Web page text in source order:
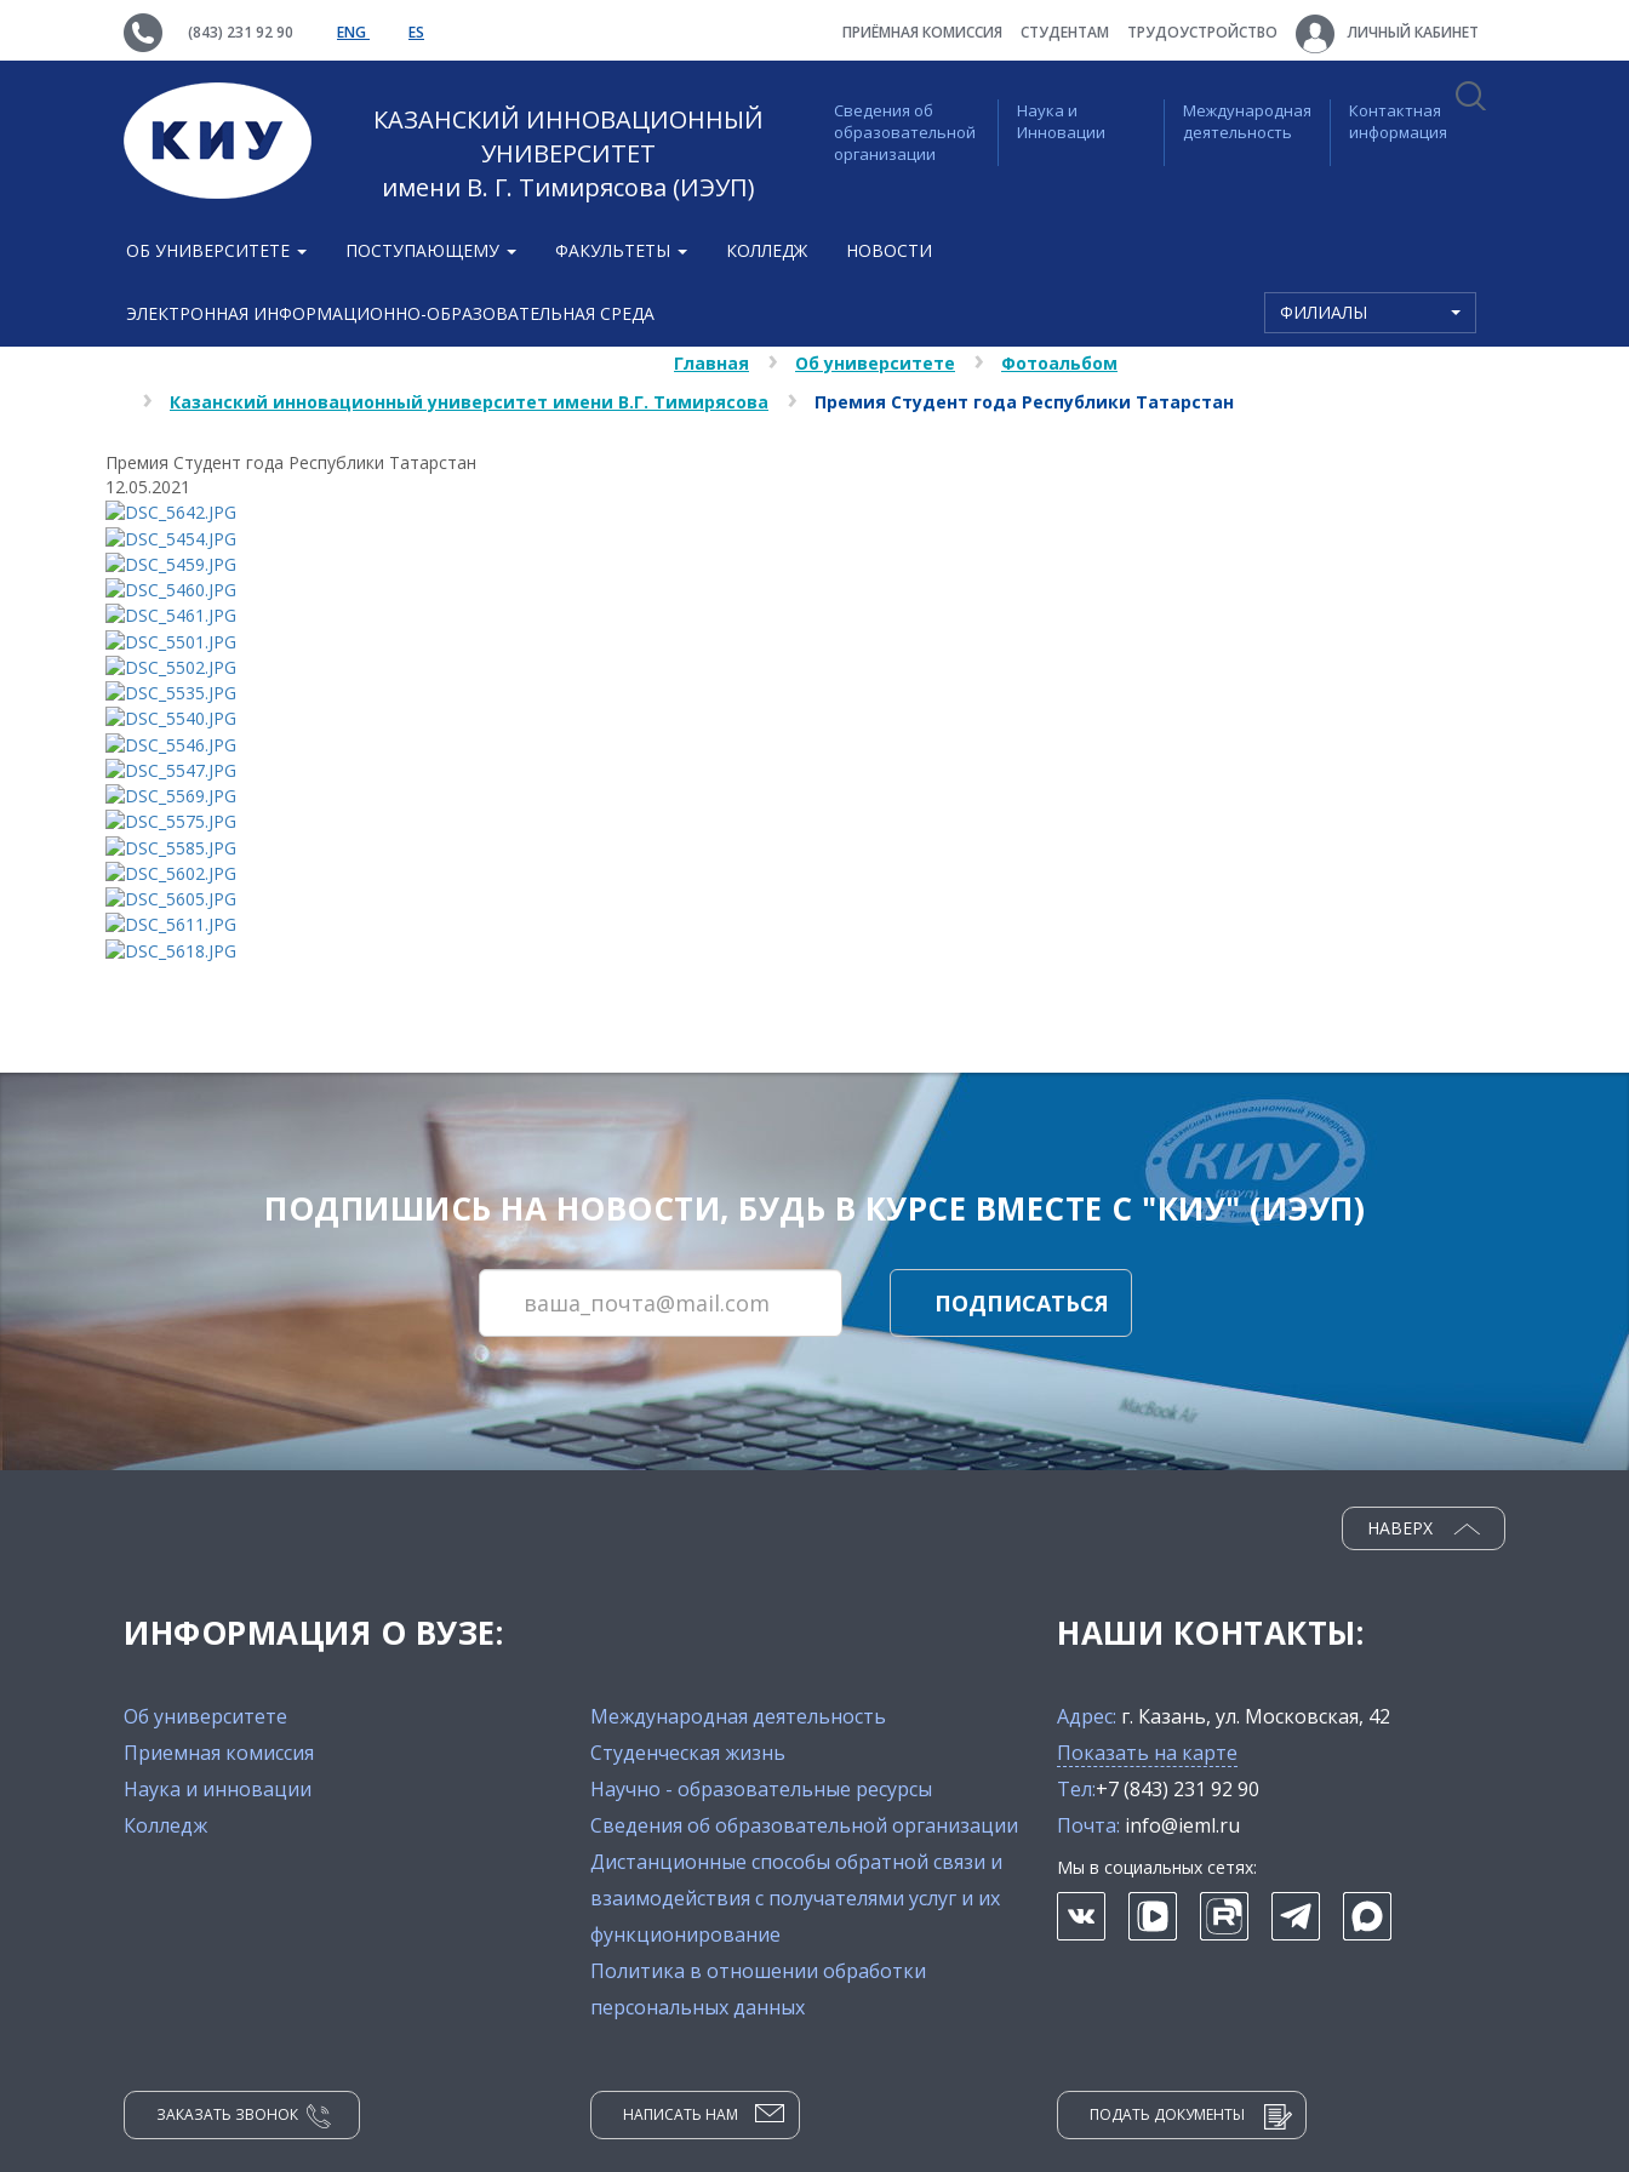
(843) 231 92 90 ENG ES ПРИЁМНАЯ КОМИССИЯ СТУДЕНТАМ ТРУДОУСТРОЙСТВО ЛИЧНЫЙ КАБИНЕТ
КАЗАНСКИЙ ИННОВАЦИОННЫЙ
УНИВЕРСИТЕТ
имени В. Г. Тимирясова (ИЭУП)
Сведения об
образовательной
организации
Наука и
Инновации
Международная
деятельность
Контактная
информация
ОБ УНИВЕРСИТЕТЕ ПОСТУПАЮЩЕМУ ФАКУЛЬТЕТЫ КОЛЛЕДЖ НОВОСТИ
ЭЛЕКТРОННАЯ ИНФОРМАЦИОННО-ОБРАЗОВАТЕЛЬНАЯ СРЕДА ФИЛИАЛЫ
Главная Об университете
Фотоальбом
Казанский инновационный университет имени В.Г. Тимирясова
Премия Студент года Республики Татарстан
Премия Студент года Республики Татарстан
12.05.2021
ПОДПИШИСЬ НА НОВОСТИ, БУДЬ В КУРСЕ ВМЕСТЕ С "КИУ" (ИЭУП)
ПОДПИСАТЬСЯ
ИНФОРМАЦИЯ О ВУЗЕ:
Об университете
Приемная комиссия
Наука и инновации
Колледж
Международная деятельность
Студенческая жизнь
Научно - образовательные ресурсы
Сведения об образовательной организации
Дистанционные способы обратной связи и
взаимодействия с получателями услуг и их
функционирование
Политика в отношении обработки
персональных данных
НАВЕРХ
НАШИ КОНТАКТЫ:
Адрес: г. Казань, ул. Московская, 42
Показать на карте
Тел:+7 (843) 231 92 90
Почта: info@ieml.ru
Мы в социальных сетях:
ЗАКАЗАТЬ ЗВОНОК НАПИСАТЬ НАМ ПОДАТЬ ДОКУМЕНТЫ